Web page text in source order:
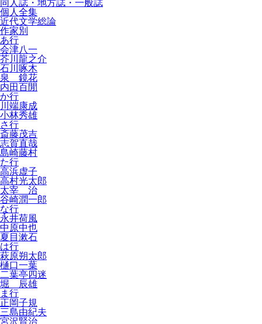
同人誌・地方誌・一般誌
個人全集
近代文学総論
作家別
あ行
会津八一
芥川龍之介
石川啄木
泉 鏡花
内田百閒
か行
川端康成
小林秀雄
さ行
斎藤茂吉
志賀直哉
島崎藤村
た行
高浜虚子
高村光太郎
太宰 治
谷崎潤一郎
な行
永井荷風
中原中也
夏目漱石
は行
萩原朔太郎
樋口一葉
二葉亭四迷
堀 辰雄
ま行
正岡子規
三島由紀夫
宮沢賢治